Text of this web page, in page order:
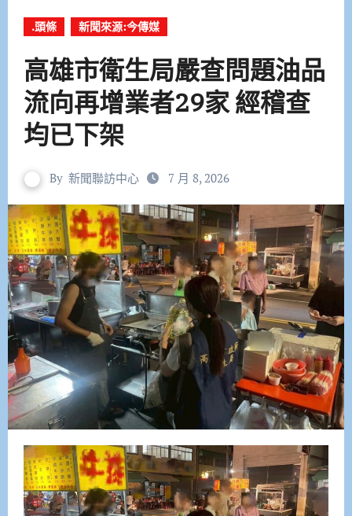
.頭條 新聞來源:今傳媒
高雄市衛生局嚴查問題油品
流向再增業者29家 經稽查
均已下架
By 新聞聯訪中心 7 月 8, 2026